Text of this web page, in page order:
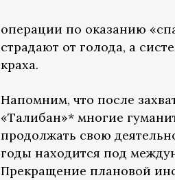
операции по оказанию
страдают от голода, а
краха.
Напомним, что после
«Талибан»* многие
продолжать свою
годы находится под
Прекращение плановой